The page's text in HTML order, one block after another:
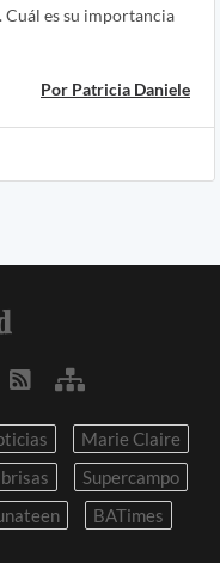
es su importancia
Por Patricia Daniele
Marie Claire
Supercampo
BATimes